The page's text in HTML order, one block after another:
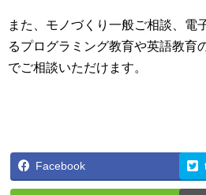
また、モノづくり一般ご相談、電
るプログラミング教育や英語教育
でご相談いただけます。
Facebook